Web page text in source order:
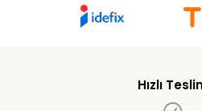
Hızlı